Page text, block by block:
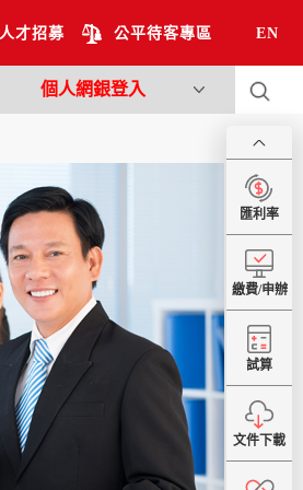
個人網銀登入
匯利率
繳費/申辦
試算
文件下載
人才招募 公平待客專區 EN